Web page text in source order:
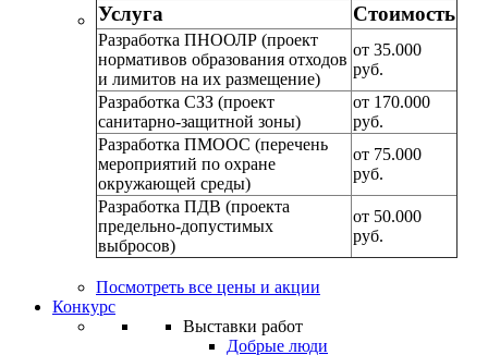
Услуга Стоимость
Разработка ПНООЛР (проект
нормативов образования отходов
и лимитов на их размещение)
от 35.000
руб.
Разработка СЗЗ (проект
санитарно-защитной зоны)
от 170.000
руб.
Разработка ПМООС (перечень
мероприятий по охране
окружающей среды)
от 75.000
руб.
Разработка ПДВ (проекта
предельно-допустимых
выбросов)
от 50.000
руб.
Посмотреть все цены и акции
Конкурс
Выставки работ
Добрые люди